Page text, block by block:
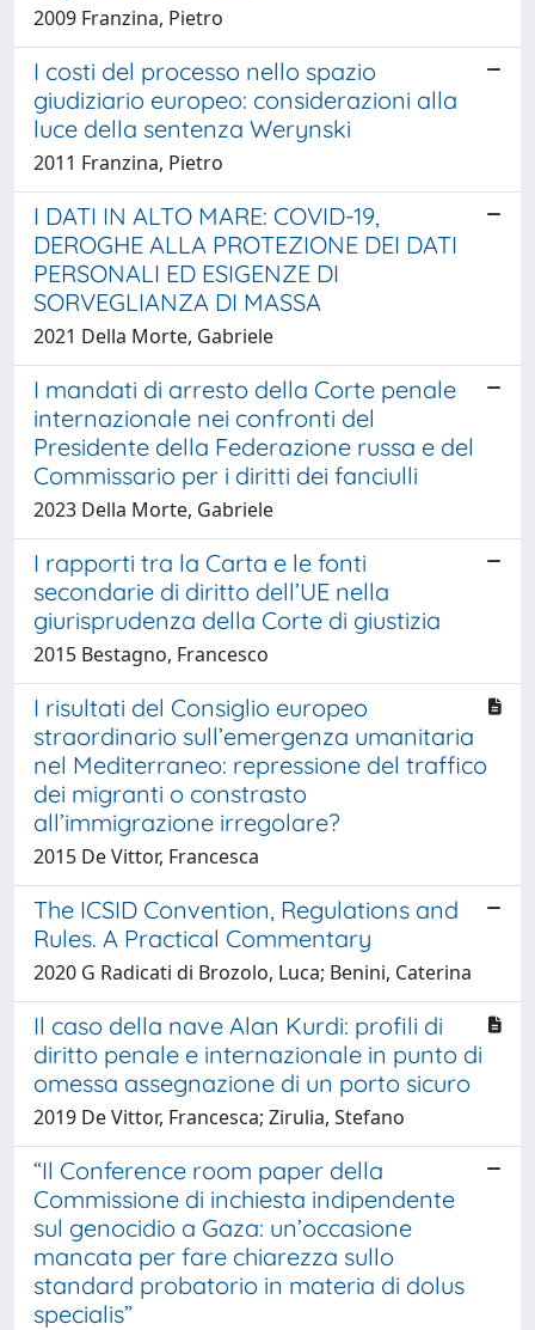
2009 Franzina, Pietro
I costi del processo nello spazio
giudiziario europeo: considerazioni alla
luce della sentenza Werynski
2011 Franzina, Pietro
I DATI IN ALTO MARE: COVID-19,
DEROGHE ALLA PROTEZIONE DEI DATI
PERSONALI ED ESIGENZE DI
SORVEGLIANZA DI MASSA
2021 Della Morte, Gabriele
I mandati di arresto della Corte penale
internazionale nei confronti del
Presidente della Federazione russa e del
Commissario per i diritti dei fanciulli
2023 Della Morte, Gabriele
I rapporti tra la Carta e le fonti
secondarie di diritto dell’UE nella
giurisprudenza della Corte di giustizia
2015 Bestagno, Francesco
I risultati del Consiglio europeo
straordinario sull’emergenza umanitaria
nel Mediterraneo: repressione del traffico
dei migranti o constrasto
all’immigrazione irregolare?
2015 De Vittor, Francesca
The ICSID Convention, Regulations and
Rules. A Practical Commentary
2020 G Radicati di Brozolo, Luca; Benini, Caterina
Il caso della nave Alan Kurdi: profili di
diritto penale e internazionale in punto di
omessa assegnazione di un porto sicuro
2019 De Vittor, Francesca; Zirulia, Stefano
“Il Conference room paper della
Commissione di inchiesta indipendente
sul genocidio a Gaza: un’occasione
mancata per fare chiarezza sullo
standard probatorio in materia di dolus
specialis”